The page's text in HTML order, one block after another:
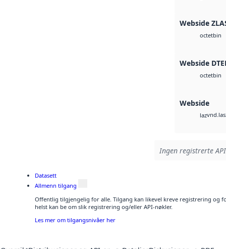
Webside
octetbin
Webside
octetbin
Webside
laz
Ingen registrerte
Datasett
Allmenn tilgang
Offentlig tilgjengelig for alle. Tilgang kan likevel kreve registrering og
helst kan be om slik registrering og/eller API-nøkler.
Les mer om tilgangsnivåer her